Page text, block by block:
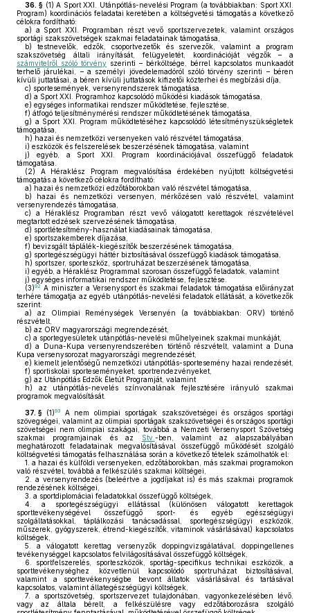
36. § (1) A Sport XXI. Utánpótlás-nevelési Program (a továbbiakban: Sport XXI.
Program) koordinációs feladatai keretében a költségvetési támogatás a következő
célokra fordítható:
a) a Sport XXI. Programban részt vevő sportszervezetek, valamint országos
sportági szakszövetségek szakmai feladatainak támogatása,
b) testnevelők, edzők, csoportvezetők és szervezők, valamint a program
szakszövetség általi irányítását, felügyeletét, koordinációját végzők – a
számvitelről szóló törvény szerinti – bérköltsége, bérrel kapcsolatos munkaadót
terhelő járulékai, – a személyi jövedelemadóról szóló törvény szerinti – béren
kívüli juttatásai, a béren kívüli juttatások kifizetői közterhei és megbízási díja,
c) sportesemények, versenyrendszerek támogatása,
d) a Sport XXI. Programhoz kapcsolódó működési kiadások támogatása,
e) egységes informatikai rendszer működtetése, fejlesztése,
f) átfogó teljesítménymérési rendszer működtetésének támogatása,
g) a Sport XXI. Program működtetéséhez kapcsolódó létesítményszükségletek
támogatása,
h) hazai és nemzetközi versenyeken való részvétel támogatása,
i) eszközök és felszerelések beszerzésének támogatása, valamint
j) egyéb, a Sport XXI. Program koordinációjával összefüggő feladatok
támogatása.
(2) A Héraklész Program megvalósítása érdekében nyújtott költségvetési
támogatás a következő célokra fordítható:
a) hazai és nemzetközi edzőtáborokban való részvétel támogatása,
b) hazai és nemzetközi versenyen, mérkőzésen való részvétel, valamint
versenyrendezés támogatása,
c) a Héraklész Programban részt vevő válogatott kerettagok részvételével
megtartott edzések szervezésének támogatása,
d) sportlétesítmény-használat kiadásainak támogatása,
e) sportszakemberek díjazása,
f) bevizsgált táplálék-kiegészítők beszerzésének támogatása,
g) sportegészségügyi háttér biztosításával összefüggő kiadások támogatása,
h) sportszer, sporteszköz, sportruházat beszerzésének támogatása,
i) egyéb, a Héraklész Programmal szorosan összefüggő feladatok, valamint
j) egységes informatikai rendszer működtetése, fejlesztése.
(3)92 A miniszter a Versenysport és szakmai feladatok támogatása előirányzat
terhére támogatja az egyéb utánpótlás-nevelési feladatok ellátását, a következők
szerint:
a) az Olimpiai Reménységek Versenyén (a továbbiakban: ORV) történő
részvételt,
b) az ORV magyarországi megrendezését,
c) a sportegyesületek utánpótlás-nevelési műhelyeinek szakmai munkáját,
d) a Duna-Kupa versenyrendszerében történő részvételt, valamint a Duna
Kupa versenysorozat magyarországi megrendezését,
e) kiemelt jelentőségű nemzetközi utánpótlás-sportesemény hazai rendezését,
f) sportiskolai sporteseményeket, sportrendezvényeket,
g) az Utánpótlás Edzők Életút Programját, valamint
h) az utánpótlás-nevelés színvonalának fejlesztésére irányuló szakmai
programok megvalósítását.
37. § (1)93
A nem olimpiai sportágak szakszövetségei és országos sportági
szövegségei, valamint az olimpiai sportágak szakszövetségei és országos sportági
szövetségei nem olimpiai szakágai, továbbá a Nemzeti Versenysport Szövetség
szakmai programjainak és az
Stv. -ben, valamint az alapszabályában
meghatározott feladatainak megvalósításával összefüggő működését szolgáló
költségvetési támogatás felhasználása során a következő tételek számolhatók el:
1. a hazai és külföldi versenyeken, edzőtáborokban, más szakmai programokon
való részvétel, továbbá a felkészülés szakmai költségei,
2.
a versenyrendezés (beleértve a jogdíjakat is) és más szakmai programok
rendezésének költségei,
3. a sportdiplomáciai feladatokkal összefüggő költségek,
4.
a sportegészségügyi ellátással (különösen válogatott kerettagok
sporttevékenységével összefüggő sport- és egyéb egészségügyi
szolgáltatásokkal, táplálkozási tanácsadással, sportegészségügyi eszközök,
műszerek, gyógyszerek, étrend-kiegészítők, vitaminok vásárlásával) kapcsolatos
költségek,
5.
a válogatott kerettag versenyzők doppingvizsgálatával, doppingellenes
tevékenységgel kapcsolatos felvilágosításával összefüggő költségek,
6.
sportfelszerelés, sporteszközök, sportág-specifikus technikai eszközök, a
sporttevékenységhez közvetlenül kapcsolódó sportruházat biztosításával,
valamint a sporttevékenységbe bevont állatok vásárlásával és tartásával
kapcsolatos, valamint állategészségügyi költségek,
7.
a sportszövetség, sportszervezet tulajdonában, vagyonkezelésében lévő,
vagy az általa bérelt, a felkészülésre vagy edzőtáborozásra szolgáló